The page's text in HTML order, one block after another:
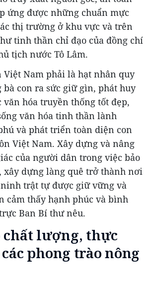
ứng được những chuẩn mực
thị trường ở khu vực và trên
tinh thần chỉ đạo của đồng chí
tịch nước Tô Lâm.
Việt Nam phải là hạt nhân quy
bà con ra sức giữ gìn, phát huy
văn hóa truyền thống tốt đẹp,
văn hóa tinh thần lành
và phát triển toàn diện con
Việt Nam. Xây dựng và nâng
của người dân trong việc bảo
xây dựng làng quê trở thành nơi
ninh trật tự được giữ vững và
cảm thấy hạnh phúc và bình
Ban Bí thư nêu.
chất lượng, thực
phong trào nông